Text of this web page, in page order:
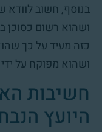
בנוסף, חשוב לוודא
ושהוא רשום כסוכן
כזה מעיד על כך
ושהוא מפוקח על
חשיבות
היועץ